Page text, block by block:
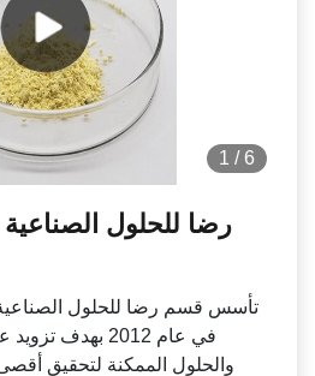
1 / 6
رضا للحلول الصناعية
تأسس قسم رضا للحلول
في عام 2012 بهدف
والحلول الممكنة لتحقيق